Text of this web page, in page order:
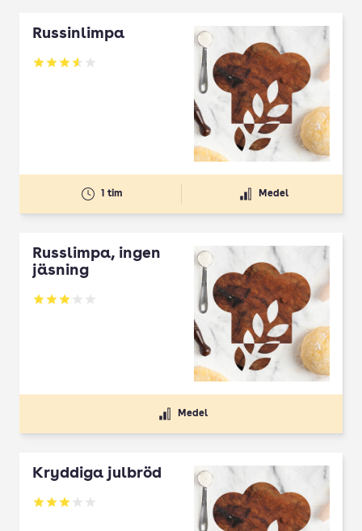
Russinlimpa
Betyg: 3.55 av 5
1 tim Medel
Russlimpa, ingen
jäsning
Betyg: 3 av 5
Medel
Kryddiga julbröd
Betyg: 3 av 5